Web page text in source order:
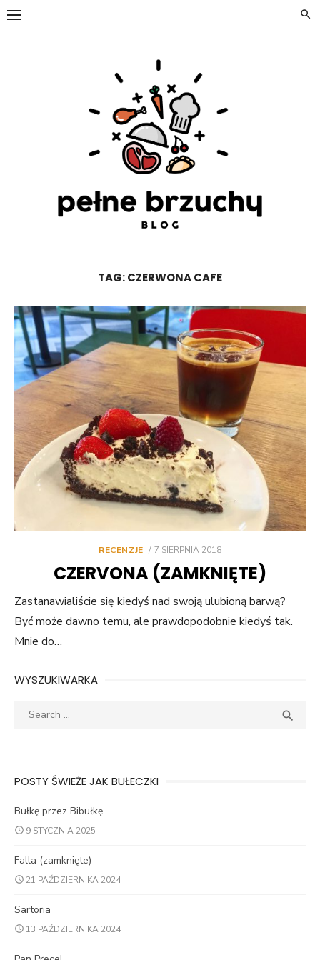
Skip
TAG:CZERWONA CAFE
RECENZJE
POSTED
7 SIERPNIA 2018
CZERVONA (ZAMKNIĘTE)
Zastanawialiście się kiedyś nad swoją ulubioną barwą?
Być może dawno temu, ale prawdopodobnie kiedyś tak.
Mnie do…
WYSZUKIWARKA
Search

POSTY ŚWIEŻE JAK BUŁECZKI
Bułkę przez Bibułkę
9 STYCZNIA 2025
Falla (zamknięte)
21 PAŹDZIERNIKA 2024
Sartoria
13 PAŹDZIERNIKA 2024